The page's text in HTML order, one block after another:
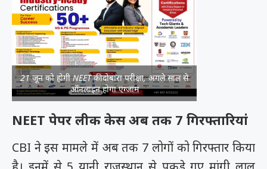
21 जून को होगी NEET की दोबारा परीक्षा, अगले साल से
ऑनलाइन होगा एग्जाम
NEET पेपर लीक केस अब तक 7 गिरफ्तारियां
CBI ने इस मामले में अब तक 7 लोगों को गिरफ्तार किया